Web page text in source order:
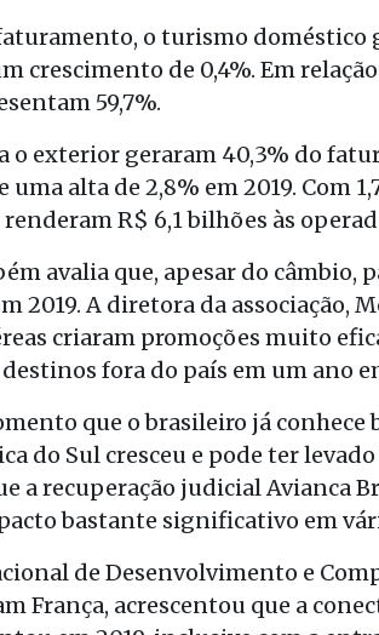
o turismo doméstico
crescimento de 0,4%. Em
59,7%.
o exterior geraram 40,3% do
alta de 2,8% em 2019. Com
R$ 6,1 bilhões às
avalia que, apesar do
2019. A diretora da associação,
criaram promoções muito
fora do país em um ano
que o brasileiro já conhece
do Sul cresceu e pode ter
a recuperação judicial Avianca
bastante significativo em
de Desenvolvimento e
França, acrescentou que a